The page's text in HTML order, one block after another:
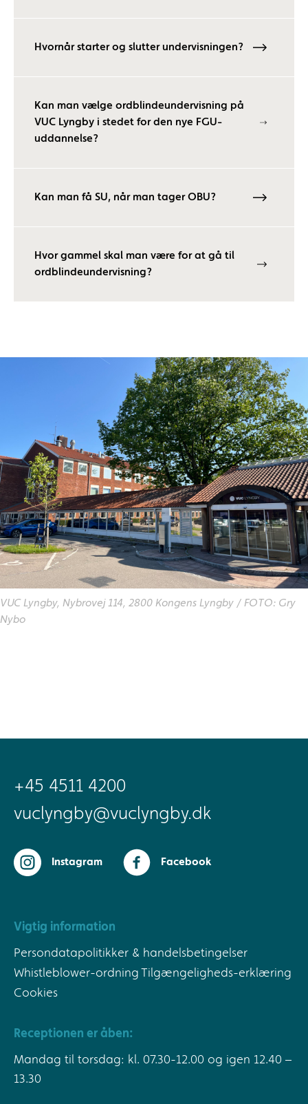
Hvornår starter og slutter undervisningen?
Kan man vælge ordblindeundervisning på
VUC Lyngby i stedet for den nye FGU-
uddannelse?
Kan man få SU, når man tager OBU?
Hvor gammel skal man være for at gå til
ordblindeundervisning?
VUC Lyngby, Nybrovej 114, 2800 Kongens Lyngby / FOTO: Gry
Nybo
+45 4511 4200
vuclyngby@vuclyngby.dk
Instagram Facebook
Vigtig information
Persondatapolitikker & handelsbetingelser
Whistleblower-ordning
Tilgængeligheds-erklæring
Cookies
Receptionen er åben:
Mandag til torsdag: kl. 07.30-12.00 og igen 12.40 –
13.30